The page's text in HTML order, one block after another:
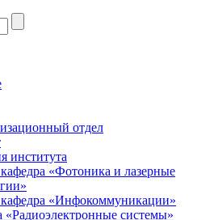
отдел
института
кафедра «Фотоника и лазерные
кафедра «Инфокоммуникации»
«Радиоэлектронные системы»